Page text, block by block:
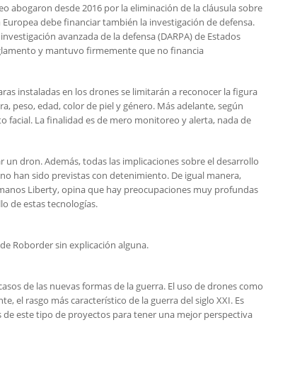
abogaron desde 2016 por la eliminación de la cláusula sobre
debe financiar también la investigación de defensa.
avanzada de la defensa (DARPA) de Estados
y mantuvo firmemente que no financia
instaladas en los drones se limitarán a reconocer la figura
peso, edad, color de piel y género. Más adelante, según
La finalidad es de mero monitoreo y alerta, nada de
dron. Además, todas las implicaciones sobre el desarrollo
han sido previstas con detenimiento. De igual manera,
Liberty, opina que hay preocupaciones muy profundas
de estas tecnologías.
Roborder sin explicación alguna.
de las nuevas formas de la guerra. El uso de drones como
el rasgo más característico de la guerra del siglo XXI. Es
este tipo de proyectos para tener una mejor perspectiva